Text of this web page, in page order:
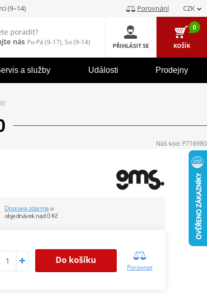
(9–14) Porovnání CZK
poradit?
nás Po-Pá (9-17), So (9-14) PŘIHLÁSIT SE
0
KOŠÍK
a služby Události Prodejny
Doprava zdarma u
objednávek nad 0 Kč
Do košíku
Porovnat
Náš kód: P716980